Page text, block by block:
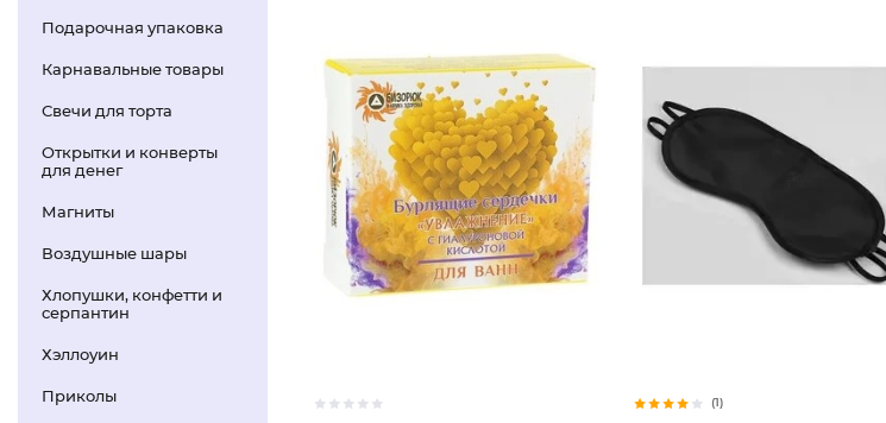
Подарочная упаковка
Карнавальные товары
Свечи для торта
Открытки и конверты
для денег
Магниты
Воздушные шары
Хлопушки, конфетти и
серпантин
Хэллоуин
Приколы (1)